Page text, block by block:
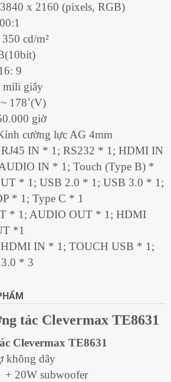
x 2160 (pixels, RGB)
cd/m²
9
mili giây
178˚(V)
giờ
cường lực AG 4mm
RJ45 IN * 1; RS232 * 1; HDMI IN
IN * 1; Touch (Type B) *
* 1; USB 2.0 * 1; USB 3.0 * 1;
* 1; Type C * 1
* 1; AUDIO OUT * 1; HDMI
*1
HDMI IN * 1; TOUCH USB * 1;
* 3
tác Clevermax TE8631
Clevermax TE8631
không dây
20W subwoofer